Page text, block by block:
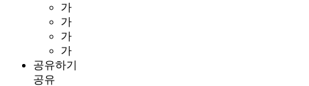
가
가
가
가
공유하기
공유